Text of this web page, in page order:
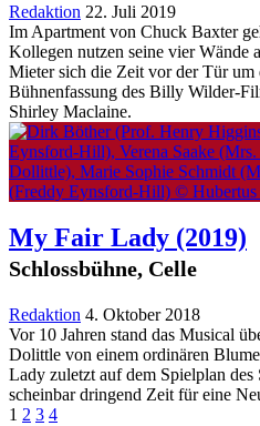
Redaktion 22. Juli 2019
Im Apartment von Chuck Baxter
Kollegen nutzen seine vier Wände
Mieter sich die Zeit vor der Tür um
Bühnenfassung des Billy Wilder-
Shirley Maclaine.
My Fair Lady (2019)
Schlossbühne, Celle
Redaktion 4. Oktober 2018
Vor 10 Jahren stand das Musical
Dolittle von einem ordinären
Lady zuletzt auf dem Spielplan des
scheinbar dringend Zeit für eine
1 2 3 4